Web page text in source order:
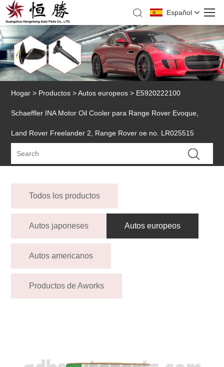
Español
Hogar > Productos >Autos europeos > E5920222100
Schaeffler INA Motor Oil Cooler para Range Rover Evoque,
Land Rover Freelander 2, Range Rover oe no. LR025515
Todos los productos
Autos japoneses Autos europeos
Autos americanos
Productos de Aworks